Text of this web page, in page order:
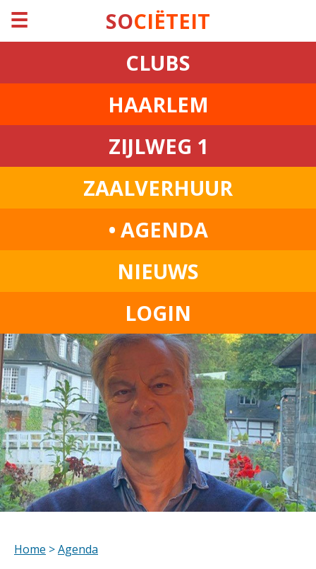
☰ SOCIËTEIT
CLUBS
HAARLEM
ZIJLWEG 1
ZAALVERHUUR
• AGENDA
NIEUWS
LOGIN
Home >Agenda